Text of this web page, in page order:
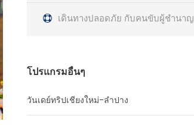
เดินทางปลอดภัย กับคนขับผู้ชำนาญ
โปรแกรมอื่นๆ
วันเดย์ทริปเชียงใหม่-ลำปาง